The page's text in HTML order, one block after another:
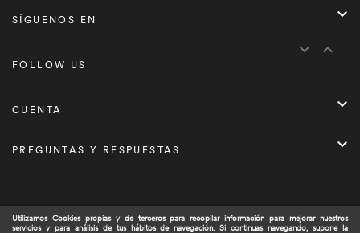
Utilizamos Cookies propias y de terceros para recopilar información para mejorar nuestros
servicios y para análisis de tus hábitos de navegación. Si continuas navegando, supone la
SÍGUENOS EN 
FOLLOW US
 
CUENTA 
PREGUNTAS Y RESPUESTAS 